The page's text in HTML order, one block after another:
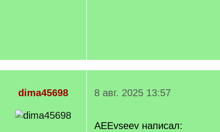
dima45698 8 авг. 2025 13:57
AEEvseev написал: